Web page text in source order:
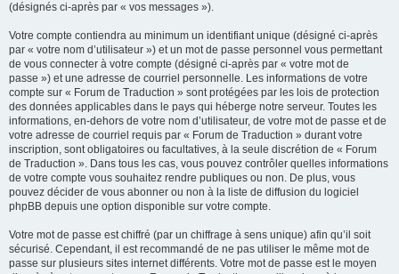
(désignés ci-après par « vos messages »).
Votre compte contiendra au minimum un identifiant unique (désigné ci-après
par « votre nom d’utilisateur ») et un mot de passe personnel vous permettant
de vous connecter à votre compte (désigné ci-après par « votre mot de
passe ») et une adresse de courriel personnelle. Les informations de votre
compte sur « Forum de Traduction » sont protégées par les lois de protection
des données applicables dans le pays qui héberge notre serveur. Toutes les
informations, en-dehors de votre nom d’utilisateur, de votre mot de passe et de
votre adresse de courriel requis par « Forum de Traduction » durant votre
inscription, sont obligatoires ou facultatives, à la seule discrétion de « Forum
de Traduction ». Dans tous les cas, vous pouvez contrôler quelles informations
de votre compte vous souhaitez rendre publiques ou non. De plus, vous
pouvez décider de vous abonner ou non à la liste de diffusion du logiciel
phpBB depuis une option disponible sur votre compte.
Votre mot de passe est chiffré (par un chiffrage à sens unique) afin qu’il soit
sécurisé. Cependant, il est recommandé de ne pas utiliser le même mot de
passe sur plusieurs sites internet différents. Votre mot de passe est le moyen